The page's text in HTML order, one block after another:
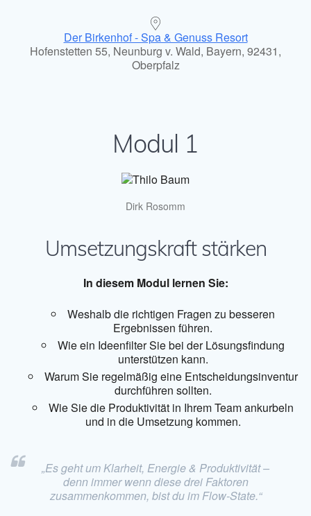
Der Birkenhof - Spa & Genuss Resort
Hofenstetten 55, Neunburg v. Wald, Bayern, 92431,
Oberpfalz
Modul 1
Dirk Rosomm
Umsetzungskraft stärken
In diesem Modul lernen Sie:
Weshalb die richtigen Fragen zu besseren
Ergebnissen führen.
Wie ein Ideenfilter Sie bei der Lösungsfindung
unterstützen kann.
Warum Sie regelmäßig eine Entscheidungsinventur
durchführen sollten.
Wie Sie die Produktivität in Ihrem Team ankurbeln
und in die Umsetzung kommen.
„Es geht um Klarheit, Energie & Produktivität –
denn immer wenn diese drei Faktoren
zusammenkommen, bist du im Flow-State.“